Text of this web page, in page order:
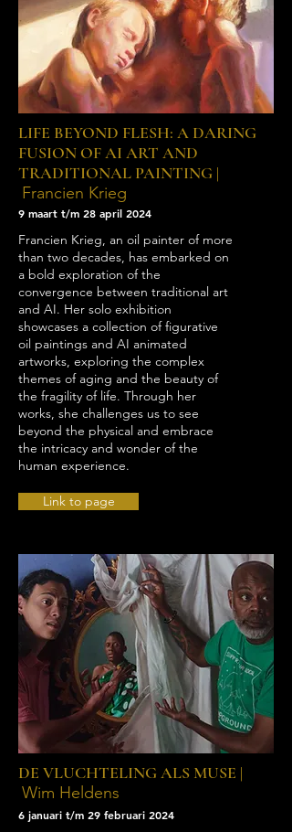
LIFE BEYOND FLESH: A DARING
FUSION OF AI ART AND
TRADITIONAL PAINTING |
Francien Krieg
9 maart t/m 28 april 2024
Francien Krieg, an oil painter of more
than two decades, has embarked on
a bold exploration of the
convergence between traditional art
and AI. Her solo exhibition
showcases a collection of figurative
oil paintings and AI animated
artworks, exploring the complex
themes of aging and the beauty of
the fragility of life. Through her
works, she challenges us to see
beyond the physical and embrace
the intricacy and wonder of the
human experience.
Link to page
DE VLUCHTELING ALS MUSE |
Wim Heldens
6 januari t/m 29 februari 2024